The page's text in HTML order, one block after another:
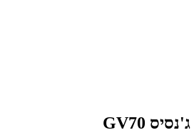
ג'נסיס GV70